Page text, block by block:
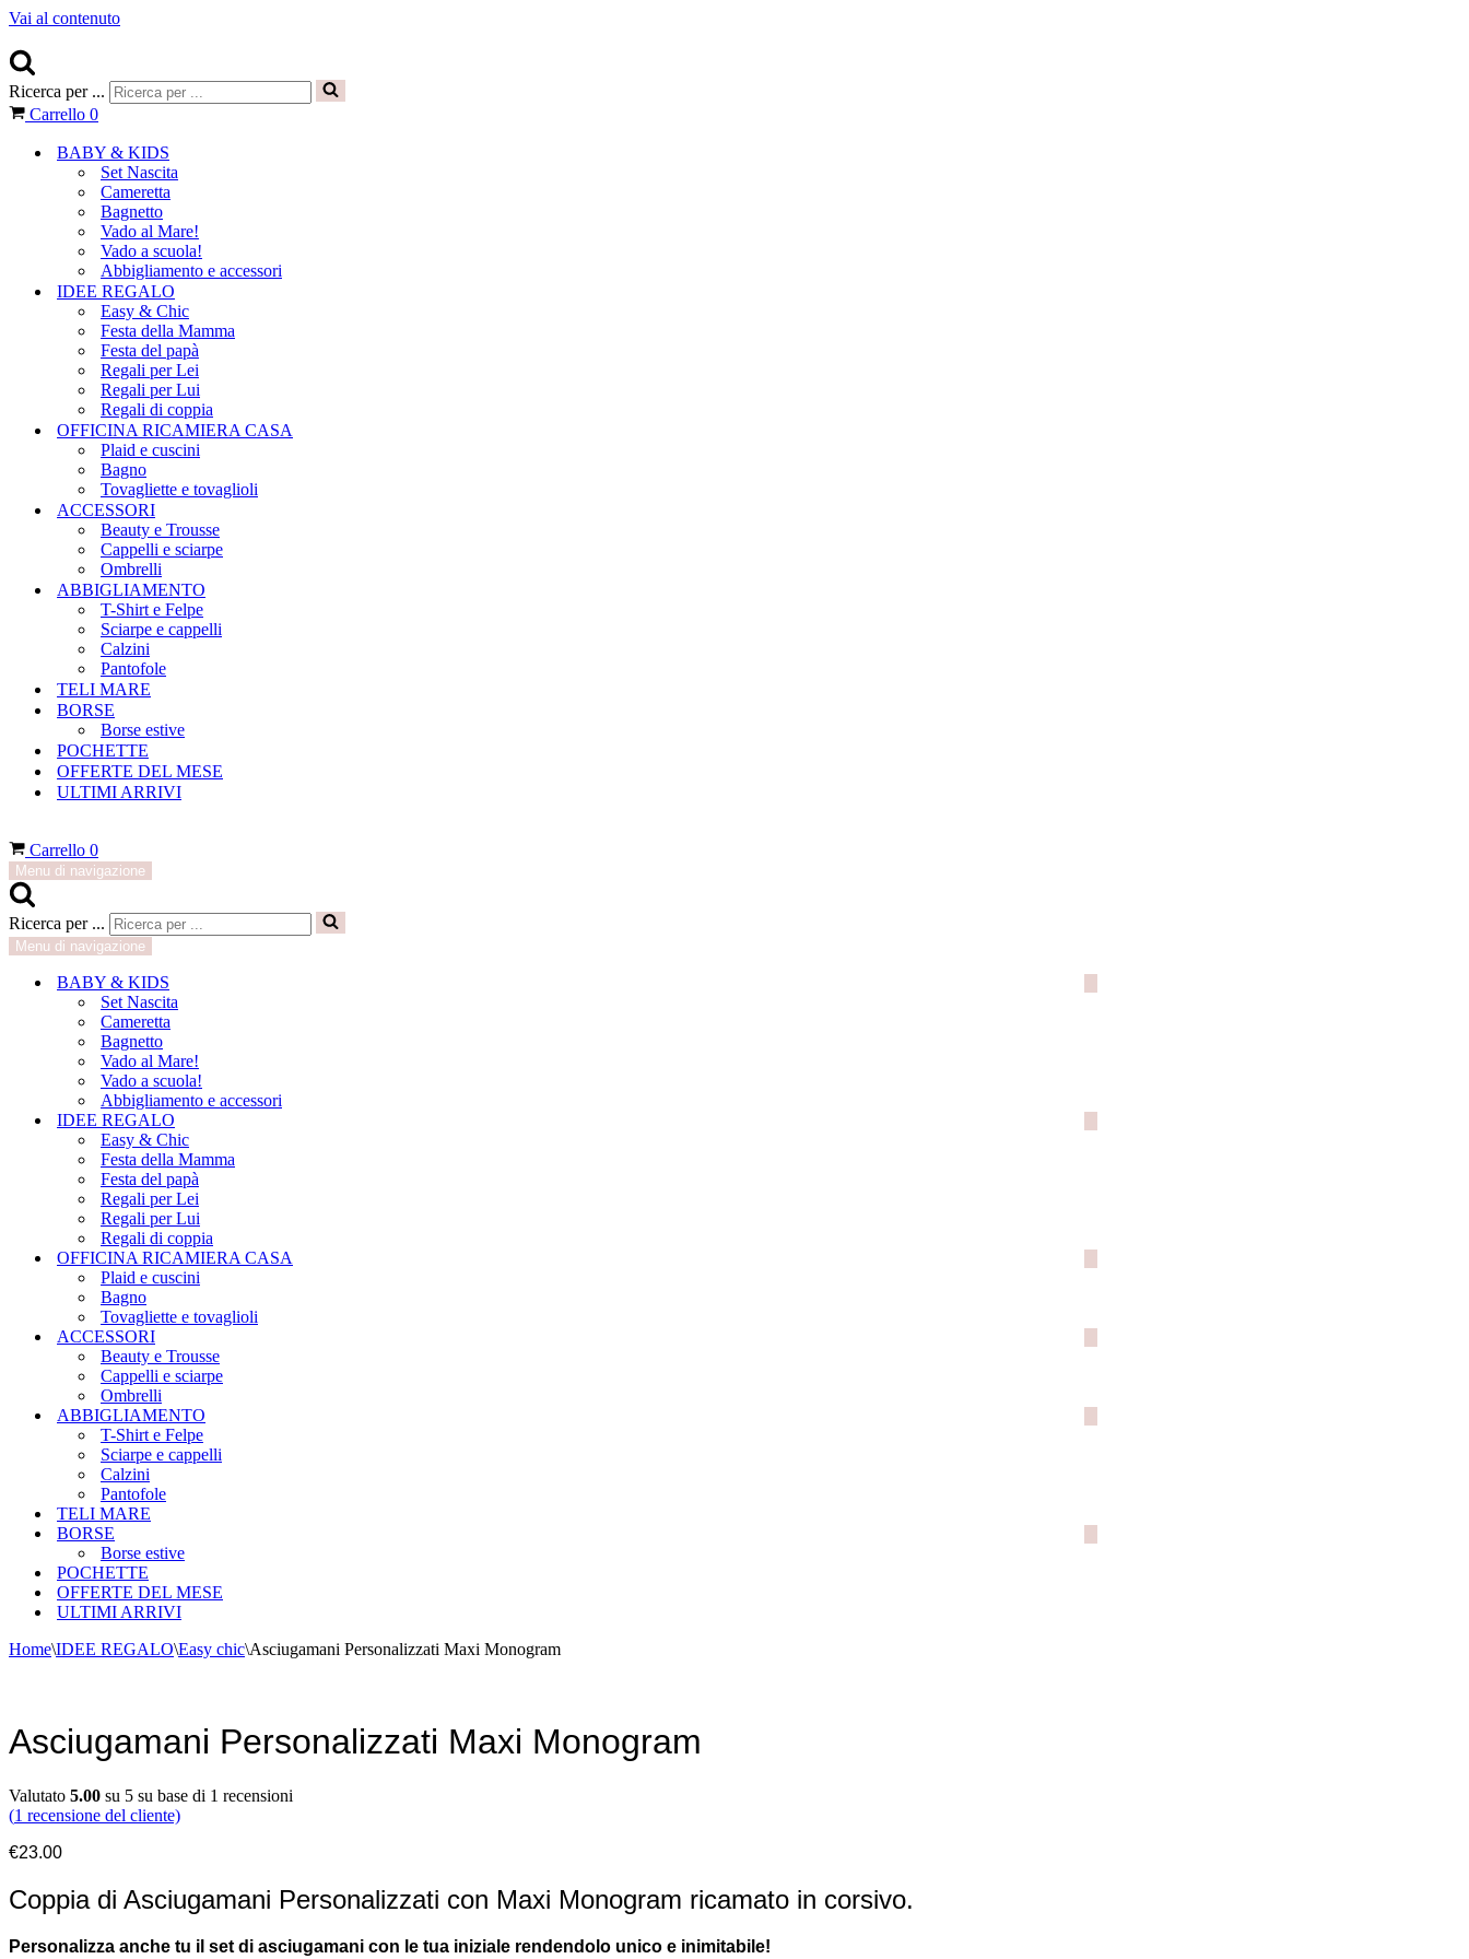
Vai al contenuto
Ricerca per ...
Carrello 0
BABY & KIDS
Set Nascita
Cameretta
Bagnetto
Vado al Mare!
Vado a scuola!
Abbigliamento e accessori
IDEE REGALO
Easy & Chic
Festa della Mamma
Festa del papà
Regali per Lei
Regali per Lui
Regali di coppia
OFFICINA RICAMIERA CASA
Plaid e cuscini
Bagno
Tovagliette e tovaglioli
ACCESSORI
Beauty e Trousse
Cappelli e sciarpe
Ombrelli
ABBIGLIAMENTO
T-Shirt e Felpe
Sciarpe e cappelli
Calzini
Pantofole
TELI MARE
BORSE
Borse estive
POCHETTE
OFFERTE DEL MESE
ULTIMI ARRIVI
Carrello 0
Menu di navigazione
Ricerca per ...
Menu di navigazione
BABY & KIDS
Set Nascita
Cameretta
Bagnetto
Vado al Mare!
Vado a scuola!
Abbigliamento e accessori
IDEE REGALO
Easy & Chic
Festa della Mamma
Festa del papà
Regali per Lei
Regali per Lui
Regali di coppia
OFFICINA RICAMIERA CASA
Plaid e cuscini
Bagno
Tovagliette e tovaglioli
ACCESSORI
Beauty e Trousse
Cappelli e sciarpe
Ombrelli
ABBIGLIAMENTO
T-Shirt e Felpe
Sciarpe e cappelli
Calzini
Pantofole
TELI MARE
BORSE
Borse estive
POCHETTE
OFFERTE DEL MESE
ULTIMI ARRIVI
Home\IDEE REGALO\Easy chic\Asciugamani Personalizzati Maxi Monogram
Asciugamani Personalizzati Maxi Monogram
Valutato 5.00 su 5 su base di 1 recensioni
(1 recensione del cliente)
€23.00
Coppia di Asciugamani Personalizzati con Maxi Monogram ricamato in corsivo.
Personalizza anche tu il set di asciugamani con le tua iniziale rendendolo unico e inimitabile!